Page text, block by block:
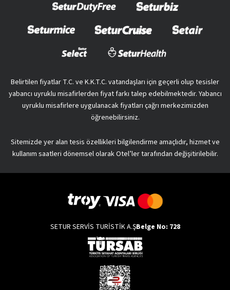
Belirtilen fiyatlar T.C. ve K.K.T.C. vatandaşları için geçerli olup tesisler
yabancı uyruklu misafirlerden fiyat farkı talep edebilmektedir. Yabancı
uyruklu misafirlere uygulanacak fiyatları çağrı merkezimizden
öğrenebilirsiniz.
Sitemizde yer alan tesis özellikleri bilgilendirme amaçlıdır, hizmet ve
kullanım saatleri dönemsel olarak Otel’ler tarafından değişitirilebilir.
SETUR SERVİS TURİSTİK A.ŞBelge No: 728